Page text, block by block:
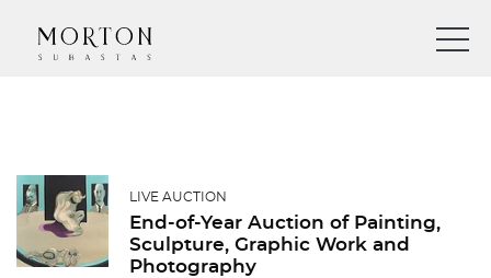
LIVE AUCTION
End-of-Year Auction of Painting,
Sculpture, Graphic Work and
Photography